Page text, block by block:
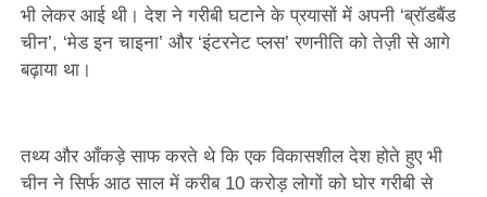
भी लेकर आई थी। देश ने गरीबी घटाने के प्रयासों में अपनी ‘ब्रॉडबैंड
चीन’, ‘मेड इन चाइना’ और ‘इंटरनेट प्लस’ रणनीति को तेज़ी से आगे
बढ़ाया था।
तथ्य और आँकड़े साफ करते थे कि एक विकासशील देश होते हुए भी
चीन ने सिर्फ आठ साल में करीब 10 करोड़ लोगों को घोर गरीबी से